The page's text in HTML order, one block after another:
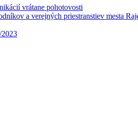
vrátane pohotovosti
a verejných priestranstiev mesta
2023